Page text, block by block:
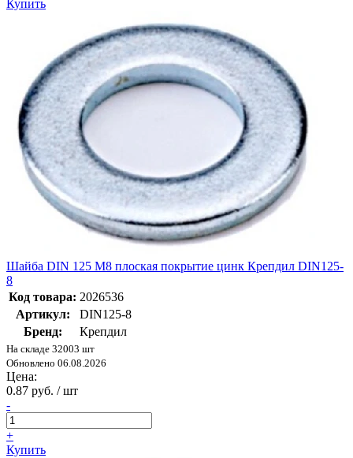
Купить
Шайба DIN 125 М8 плоская покрытие цинк Крепдил DIN125-
8
Код товара: 2026536
Артикул:
DIN125-8
Бренд:
Крепдил
На складе 32003 шт
Обновлено 06.08.2026
Цена:
0.87 руб. / шт
-
+
Купить